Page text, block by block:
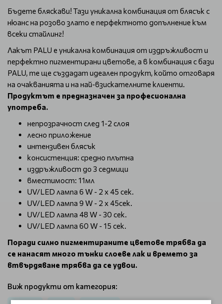
Бъдете бляскави! Тази уникална комбинация от блясък с
нюанс на розово злато е перфектното допълнение към
всеки стайлинг!
Лакът PALU е уникална комбинация от издръжливост и
перфектно пигментирани цветове, а в комбинация с бази
PALU, те ще създадат идеален продукт, който отговаря
на очакванията и на най-взискателните клиенти.
Продуктът е предназначен за професионална
употреба.
непрозрачност след 1-2 слоя
лесно приложение
интензивен блясък
консистенция: средно плътна
издръжливост до 3 седмици
вместимост: 11мл
UV/LED лампа 6 W - 2 х 45 сек.
UV/LED лампа 9 W - 2 х 45сек.
UV/LED лампа 48 W - 30 сек.
UV/LED лампа 60 W - 15 сек.
Поради силно пигментираните цветове трябва да
се нанасят много тънки слоеве лак и времето за
втвърдяване трябва да се удвои.
Виж продукти от категория: